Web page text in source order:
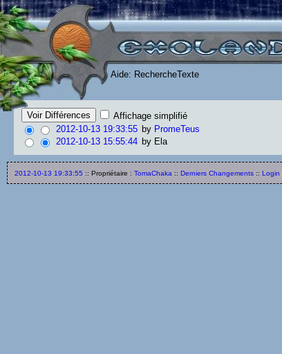
Aide: RechercheTexte
Affichage simplifié
2012-10-13 19:33:55 by PromeTeus
2012-10-13 15:55:44 by Ela
2012-10-13 19:33:55 :: Propriétaire : TomaChaka :: Derniers Changements :: Login